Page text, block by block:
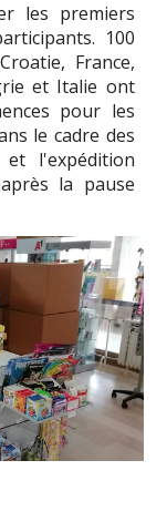
les premiers
100
France,
et Italie ont
pour les
le cadre des
l'expédition
la pause